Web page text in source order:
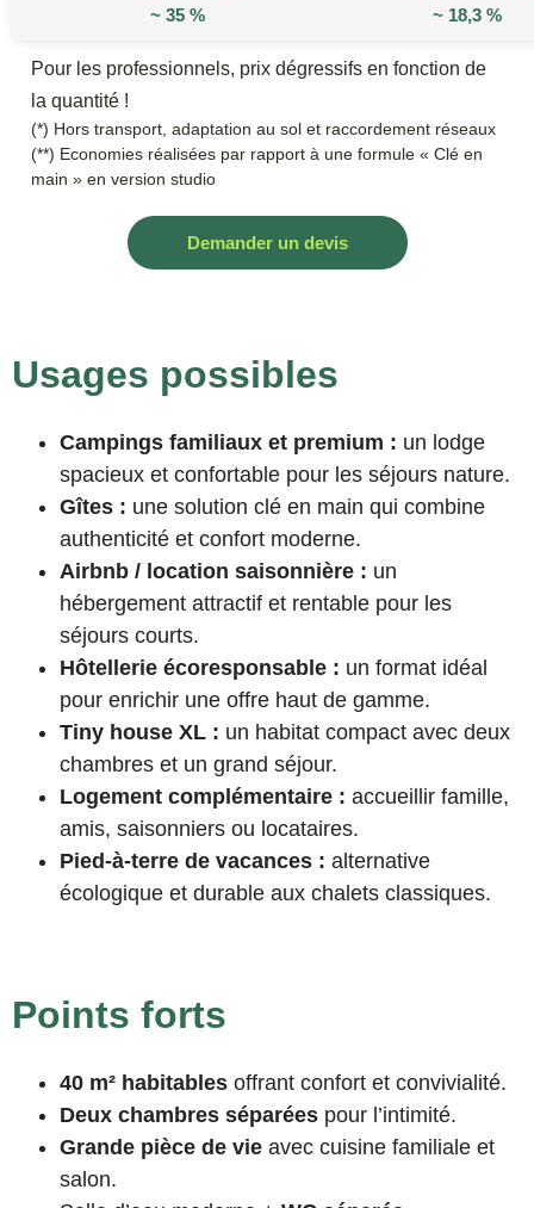
~ 35 %
~ 18,3 %
Pour les professionnels, prix dégressifs en fonction de
la quantité !
(*) Hors transport, adaptation au sol et raccordement réseaux
(**) Economies réalisées par rapport à une formule « Clé en
main » en version studio
Demander un devis
Usages possibles
Campings familiaux et premium : un lodge
spacieux et confortable pour les séjours nature.
Gîtes : une solution clé en main qui combine
authenticité et confort moderne.
Airbnb / location saisonnière : un
hébergement attractif et rentable pour les
séjours courts.
Hôtellerie écoresponsable : un format idéal
pour enrichir une offre haut de gamme.
Tiny house XL : un habitat compact avec deux
chambres et un grand séjour.
Logement complémentaire : accueillir famille,
amis, saisonniers ou locataires.
Pied-à-terre de vacances : alternative
écologique et durable aux chalets classiques.
Points forts
40 m² habitables offrant confort et convivialité.
Deux chambres séparées pour l’intimité.
Grande pièce de vie avec cuisine familiale et
salon.